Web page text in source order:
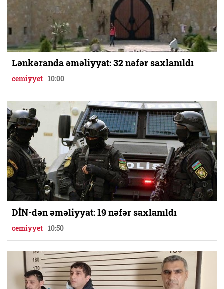
Lənkəranda əməliyyat: 32 nəfər saxlanıldı
cemiyyet 10:00
DİN-dən əməliyyat: 19 nəfər saxlanıldı
cemiyyet 10:50